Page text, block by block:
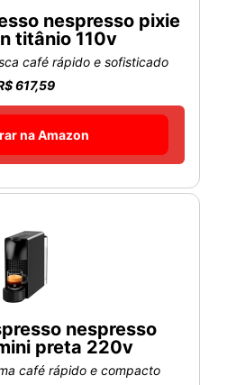
nespresso pixie
titânio 110v
café rápido e sofisticado
617,59
na Amazon
nespresso
preta 220v
café rápido e compacto